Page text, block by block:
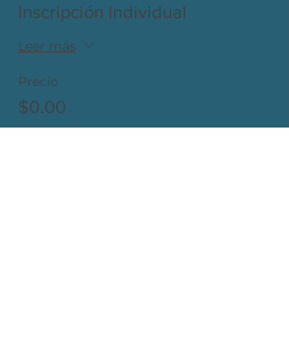
Inscripción Individual
Leer más
Precio
$0.00